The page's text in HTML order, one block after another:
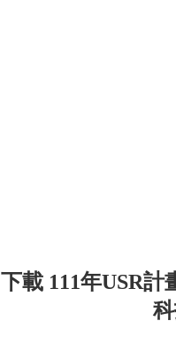
下載 111年USR